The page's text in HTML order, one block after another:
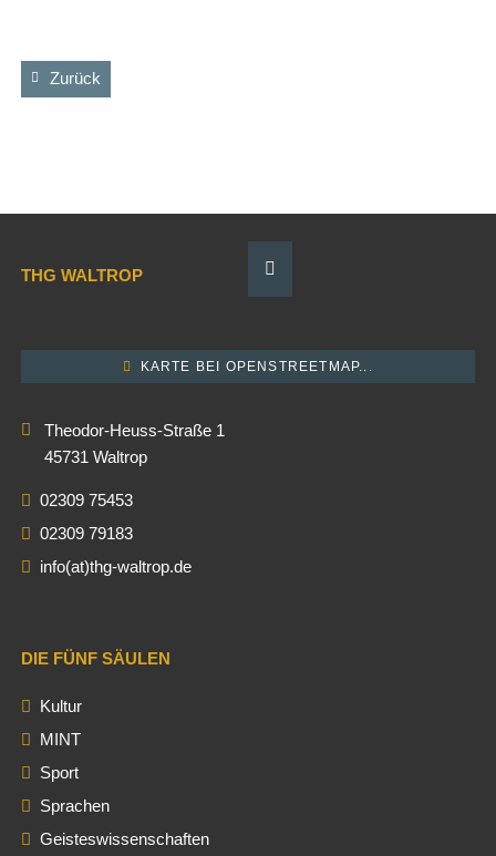
Zurück
THG WALTROP
KARTE BEI OPENSTREETMAP...
Theodor-Heuss-Straße 1
45731 Waltrop
02309 75453
02309 79183
info(at)thg-waltrop.de
DIE FÜNF SÄULEN
Kultur
MINT
Sport
Sprachen
Geisteswissenschaften